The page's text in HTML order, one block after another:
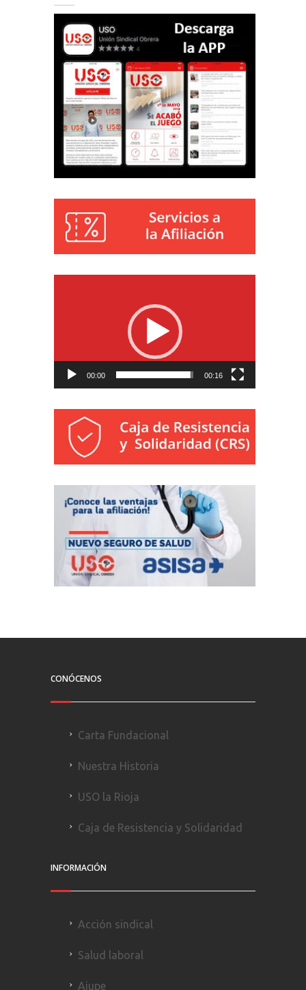
00:00 00:16
CONÓCENOS
Carta Fundacional
Nuestra Historia
USO la Rioja
Caja de Resistencia y Solidaridad
INFORMACIÓN
Acción sindical
Salud laboral
Ajupe